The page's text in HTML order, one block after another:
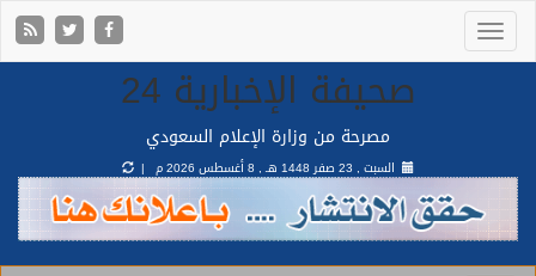
صحيفة الإخبارية 24
مصرحة من وزارة الإعلام السعودي
السبت , 23 صفر 1448 هـ , 8 أغسطس 2026 م |